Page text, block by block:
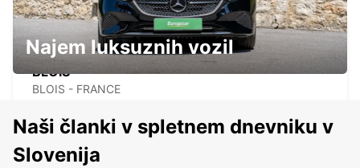
BLOIS
BLOIS - FRANCE
Najem luksuznih vozil
Naši članki v spletnem dnevniku v
Slovenija